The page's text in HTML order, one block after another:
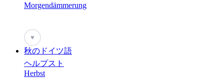
Morgendämmerung
♥
秋のドイツ語
ヘルプスト
Herbst